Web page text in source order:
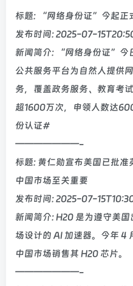
标题: “网络身份证”今起正
发布时间: 2025-07-
新闻简介: “网络身份证”今
公共服务平台为自然人提供
务，覆盖政务服务、教育考
超1600万次，申领人数达
份认证#
———————-
标题: 黄仁勋宣布美国已批
中国市场至关重要
发布时间: 2025-07-
新闻简介: H20 是为遵守美
场设计的 AI 加速器。今年 4
中国市场销售其 H20 芯片。
———————-